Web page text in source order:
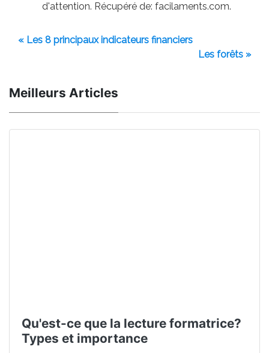
d'attention. Récupéré de: facilaments.com.
« Les 8 principaux indicateurs financiers
Les forêts »
Meilleurs Articles
Qu'est-ce que la lecture formatrice?
Types et importance